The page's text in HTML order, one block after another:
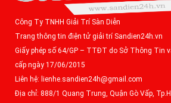
Công Ty TNHH Giải Trí Sàn Diễn
Trang thông tin điện tử giải trí Sandien24h.vn
Giấy phép số 64/GP – TTĐT do Sở Thông Tin
cấp ngày 17/06/2015
Liên hệ: lienhe.sandien24h@gmail.com
Địa chỉ: 888/1 Quang Trung, Quận Gò Vấp,